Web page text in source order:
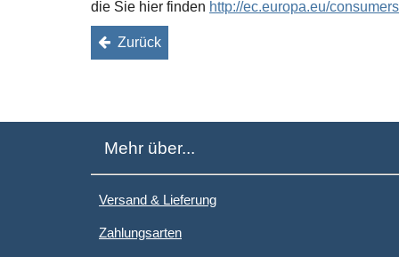
die Sie hier finden http://ec.europa.eu/
Zurück
Mehr über...
Versand & Lieferung
Zahlungsarten